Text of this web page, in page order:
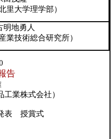
北里大学理学部）
明地勇人
産業技術総合研究所）
告
工業株式会社）
表 授賞式